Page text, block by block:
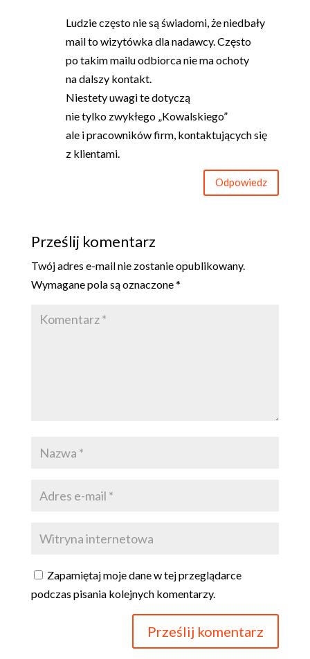
Ludzie często nie są świadomi, że niedbały
mail to wizytówka dla nadawcy. Często
po takim mailu odbiorca nie ma ochoty
na dalszy kontakt.
Niestety uwagi te dotyczą
nie tylko zwykłego „Kowalskiego”
ale i pracowników firm, kontaktujących się
z klientami.
Odpowiedz
Prześlij komentarz
Twój adres e-mail nie zostanie opublikowany.
Wymagane pola są oznaczone*
Zapamiętaj moje dane w tej przeglądarce
podczas pisania kolejnych komentarzy.